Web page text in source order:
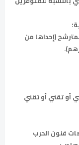
(إحداها من
أو تقني أو تقني
فنون الحرب